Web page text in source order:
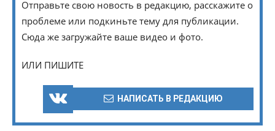
Отправьте свою новость в редакцию, расскажите о
проблеме или подкиньте тему для публикации.
Сюда же загружайте ваше видео и фото.
ИЛИ ПИШИТЕ
НАПИСАТЬ В РЕДАКЦИЮ